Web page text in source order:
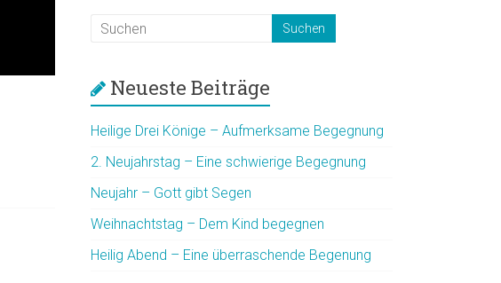
Neueste Beiträge
Heilige Drei Könige – Aufmerksame Begegnung
2. Neujahrstag – Eine schwierige Begegnung
Neujahr – Gott gibt Segen
Weihnachtstag – Dem Kind begegnen
Heilig Abend – Eine überraschende Begenung